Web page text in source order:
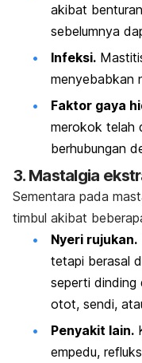
akibat
sebelumnya
Infeksi.
menyebabkan
Faktor gaya
merokok telah
berhubungan
3. Mastalgia
Sementara pada
timbul akibat
Nyeri rujukan.
tetapi berasal
seperti
otot, sendi,
Penyakit lain.
empedu,